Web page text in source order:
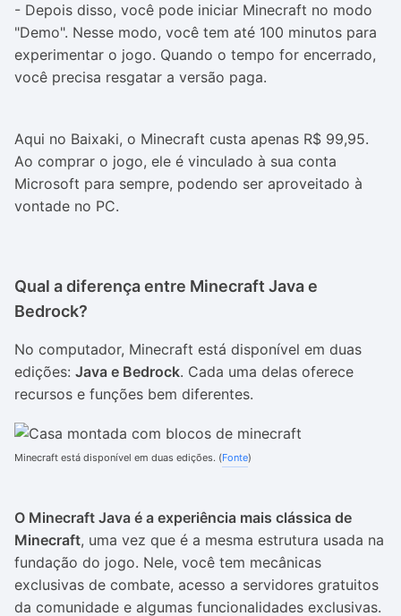
- Depois disso, você pode iniciar Minecraft no modo
"Demo". Nesse modo, você tem até 100 minutos para
experimentar o jogo. Quando o tempo for encerrado,
você precisa resgatar a versão paga.
Aqui no Baixaki, o Minecraft custa apenas R$ 99,95.
Ao comprar o jogo, ele é vinculado à sua conta
Microsoft para sempre, podendo ser aproveitado à
vontade no PC.
Qual a diferença entre Minecraft Java e
Bedrock?
No computador, Minecraft está disponível em duas
edições: Java e Bedrock. Cada uma delas oferece
recursos e funções bem diferentes.
Minecraft está disponível em duas edições. (Fonte)
O Minecraft Java é a experiência mais clássica de
Minecraft, uma vez que é a mesma estrutura usada na
fundação do jogo. Nele, você tem mecânicas
exclusivas de combate, acesso a servidores gratuitos
da comunidade e algumas funcionalidades exclusivas.